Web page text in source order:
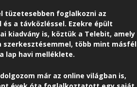
tüzetesebben foglalkozni az
a távközléssel. Ezekre épült
kiadvány is, köztük a Telebit, amely
szerkesztésemmel, több mint másfél
lap havi melléklete.
már az online világban is,